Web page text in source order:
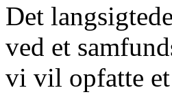
Det
ved et
vi vil opfatte